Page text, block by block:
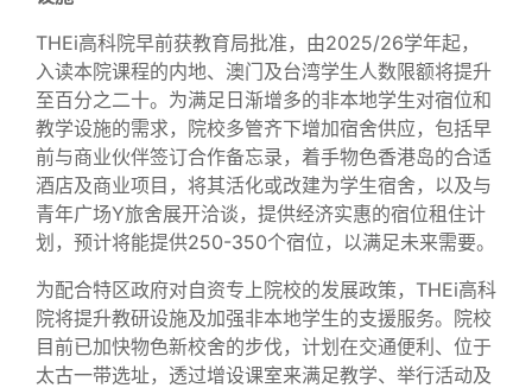
THEi高科院早前获教育局批准，由2025/26学年起，
入读本院课程的内地、澳门及台湾学生人数限额将提升
至百分之二十。为满足日渐增多的非本地学生对宿位和
教学设施的需求，院校多管齐下增加宿舍供应，包括早
前与商业伙伴签订合作备忘录，着手物色香港岛的合适
酒店及商业项目，将其活化或改建为学生宿舍，以及与
青年广场Y旅舍展开洽谈，提供经济实惠的宿位租住计
划，预计将能提供250-350个宿位，以满足未来需要。
为配合特区政府对自资专上院校的发展政策，THEi高科
院将提升教研设施及加强非本地学生的支援服务。院校
目前已加快物色新校舍的步伐，计划在交通便利、位于
太古一带选址，透过增设课室来满足教学、举行活动及